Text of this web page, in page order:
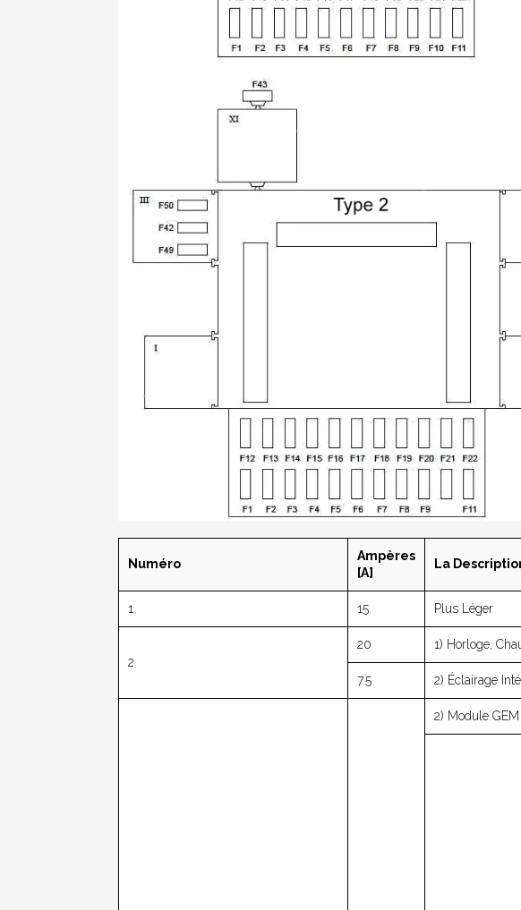
Numéro
Ampères
[A]
La
1 15 Plus Léger
2
20 1) Horloge,
7.5 2) Éclairage
2) Module GEM